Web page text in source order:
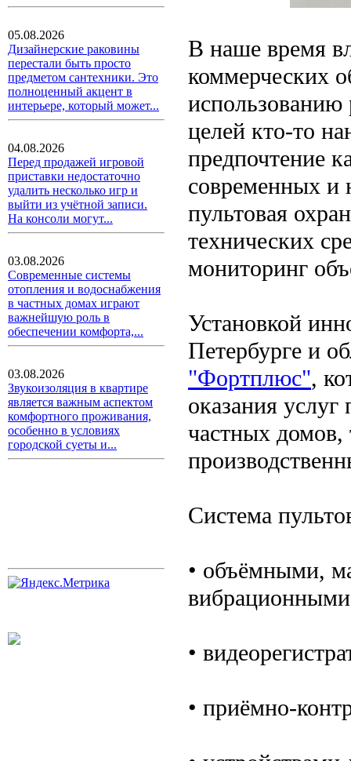
05.08.2026
Дизайнерские раковины
перестали быть просто
предметом сантехники. Это
полноценный акцент в
интерьере, который может...
04.08.2026
Перед продажей игровой
приставки недостаточно
удалить несколько игр и
выйти из учётной записи.
На консоли могут...
03.08.2026
Современные системы
отопления и водоснабжения
в частных домах играют
важнейшую роль в
обеспечении комфорта,...
03.08.2026
Звукоизоляция в квартире
является важным аспектом
комфортного проживания,
особенно в условиях
городской суеты и...
В наше время
коммерческих
использованию
целей кто-то
предпочтение
современных и
пультовая
технических
мониторинг
Установкой
Петербурге и
"Фортплюс",
оказания
частных домов,
Система
• объёмными,
•
• приёмно-